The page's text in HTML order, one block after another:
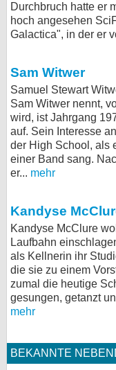
Durchbruch hatte er
hoch angesehen
Galactica", in der er
Sam Witwer
Samuel Stewart
Sam Witwer nennt,
wird, ist Jahrgang
auf. Sein Interesse
der High School, als
einer Band sang.
er... mehr
Kandyse
Kandyse McClure
Laufbahn
als Kellnerin ihr
die sie zu einem
zumal die heutige
gesungen, getanzt
mehr
BEKANNTE